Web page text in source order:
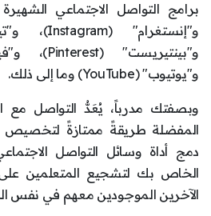
و"يوتيوب" (YouTube) وما إلى ذلك.
وبصفتك مدرباً، يُعَدُّ التواصل مع
المفضلة طريقةً ممتازةً لتخصيص
دمج أداة وسائل التواصل
الخاص بك لتشجيع المتعلمين
الآخرين الموجودين معهم في نفس